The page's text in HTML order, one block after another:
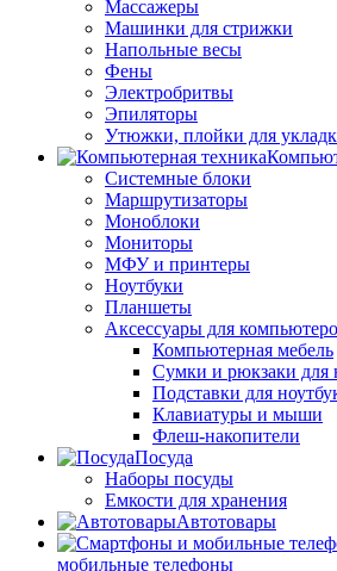
Массажеры
Машинки для стрижки
Напольные весы
Фены
Электробритвы
Эпиляторы
Утюжки, плойки для
Системные блоки
Маршрутизаторы
Моноблоки
Мониторы
МФУ и принтеры
Ноутбуки
Планшеты
Аксессуары для
Компьютерная мебель
Сумки и рюкзаки для
Подставки для
Клавиатуры и мыши
Флеш-накопители
Посуда
Наборы посуды
Емкости для хранения
Автотовары
мобильные телефоны